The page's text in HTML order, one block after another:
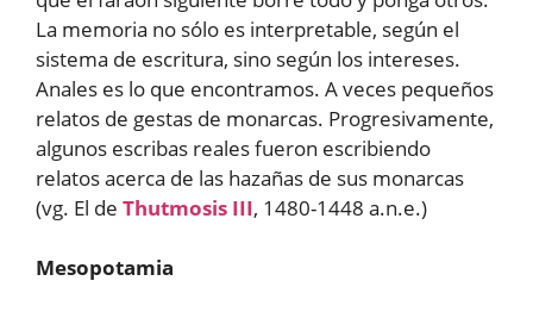
La memoria no sólo es interpretable, según el
sistema de escritura, sino según los intereses.
Anales es lo que encontramos. A veces pequeños
relatos de gestas de monarcas. Progresivamente,
algunos escribas reales fueron escribiendo
relatos acerca de las hazañas de sus monarcas
(vg. El de Thutmosis III, 1480-1448 a.n.e.)
Mesopotamia